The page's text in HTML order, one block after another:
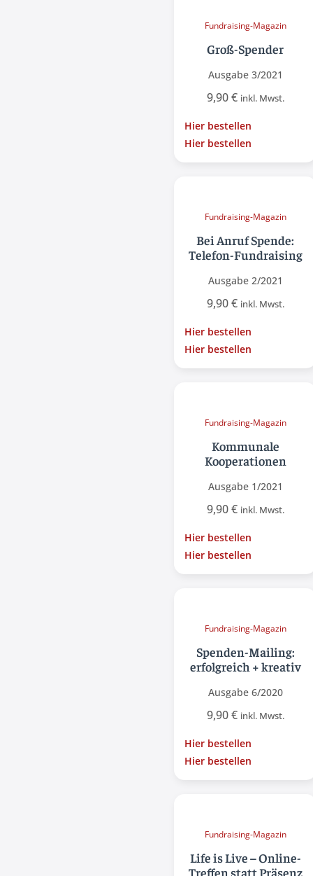
Fundraising-Magazin
Groß-Spender
Ausgabe 3/2021
9,90€ inkl. Mwst.
Hier bestellen
Hier bestellen
Fundraising-Magazin
Bei Anruf Spende:
Telefon-Fundraising
Ausgabe 2/2021
9,90€ inkl. Mwst.
Hier bestellen
Hier bestellen
Fundraising-Magazin
Kommunale
Kooperationen
Ausgabe 1/2021
9,90€ inkl. Mwst.
Hier bestellen
Hier bestellen
Fundraising-Magazin
Spenden-Mailing:
erfolgreich + kreativ
Ausgabe 6/2020
9,90€ inkl. Mwst.
Hier bestellen
Hier bestellen
Fundraising-Magazin
Life is Live – Online-
Treffen statt Präsenz